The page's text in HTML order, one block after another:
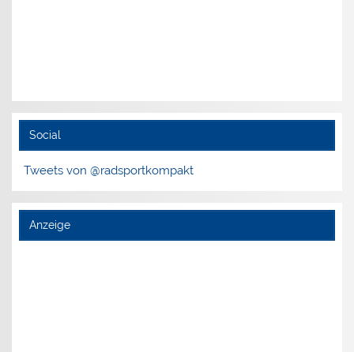
Social
Tweets von @radsportkompakt
Anzeige